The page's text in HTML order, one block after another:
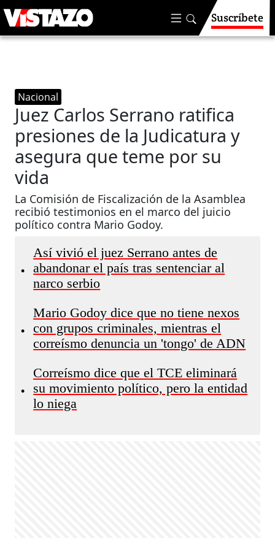
Suscríbete
Nacional
Juez Carlos Serrano ratifica
presiones de la Judicatura y
asegura que teme por su
vida
La Comisión de Fiscalización de la Asamblea
recibió testimonios en el marco del juicio
político contra Mario Godoy.
•
Así vivió el juez Serrano antes de
abandonar el país tras sentenciar al
narco serbio
•
Mario Godoy dice que no tiene nexos
con grupos criminales, mientras el
correísmo denuncia un 'tongo' de ADN
•
Correísmo dice que el TCE eliminará
su movimiento político, pero la entidad
lo niega